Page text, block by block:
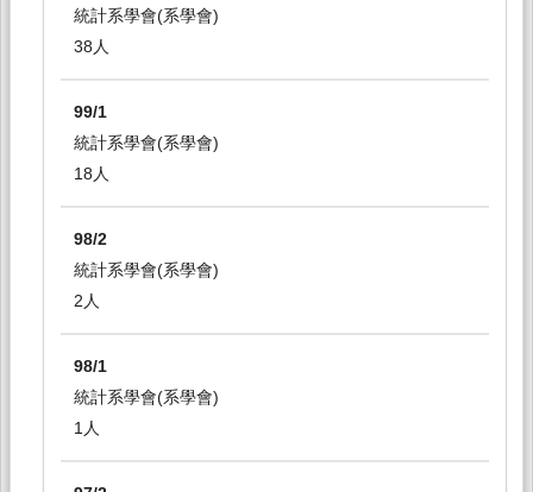
統計系學會(系學會)
38人
99/1
統計系學會(系學會)
18人
98/2
統計系學會(系學會)
2人
98/1
統計系學會(系學會)
1人